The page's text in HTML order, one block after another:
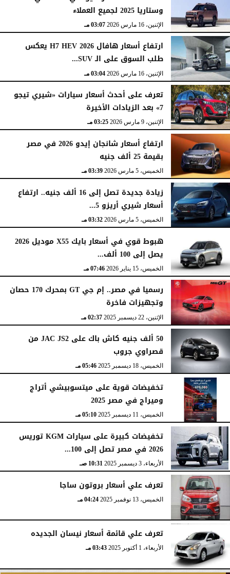
وستاريا 2025 لجميع العملاء
الإثنين، 16 مارس 2026 03:07 مـ
ارتفاع أسعار هافال H7 HEV 2026 يعكس
طلب السوق على الـ SUV...
الإثنين، 16 مارس 2026 03:04 مـ
تعرف على أحدث أسعار سيارات «شيري تيجو
7» بعد الزيادات الأخيرة
الإثنين، 9 مارس 2026 03:25 مـ
ارتفاع أسعار شانجان إيدو 2026 في مصر
بقيمة 25 ألف جنيه
الخميس، 5 مارس 2026 03:39 مـ
زيادة جديدة تصل إلى 16 ألف جنيه.. ارتفاع
أسعار شيري أريزو 5...
الخميس، 5 مارس 2026 03:32 مـ
هبوط قوي في أسعار بايك X55 موديل 2026
يصل إلى 100 ألف...
الخميس، 15 يناير 2026 07:46 مـ
رسميا في مصر.. إم جي GT بمحرك 170 حصان
وتجهيزات فاخرة
الإثنين، 22 ديسمبر 2025 02:37 مـ
50 ألف جنيه كاش باك على JAC JS2 من
قصراوي جروب
الخميس، 18 ديسمبر 2025 05:46 مـ
تخفيضات قوية على ميتسوبيشي أتراج
وميراج في مصر 2025
الخميس، 11 ديسمبر 2025 05:10 مـ
تخفيضات كبيرة على سيارات KGM توريس
2026 في مصر تصل إلى 100...
الأربعاء، 3 ديسمبر 2025 10:31 صـ
تعرف علي أسعار بروتون ساجا
الخميس، 13 نوفمبر 2025 04:24 مـ
تعرف علي قائمة أسعار نيسان الجديده
الأربعاء، 1 أكتوبر 2025 03:43 مـ